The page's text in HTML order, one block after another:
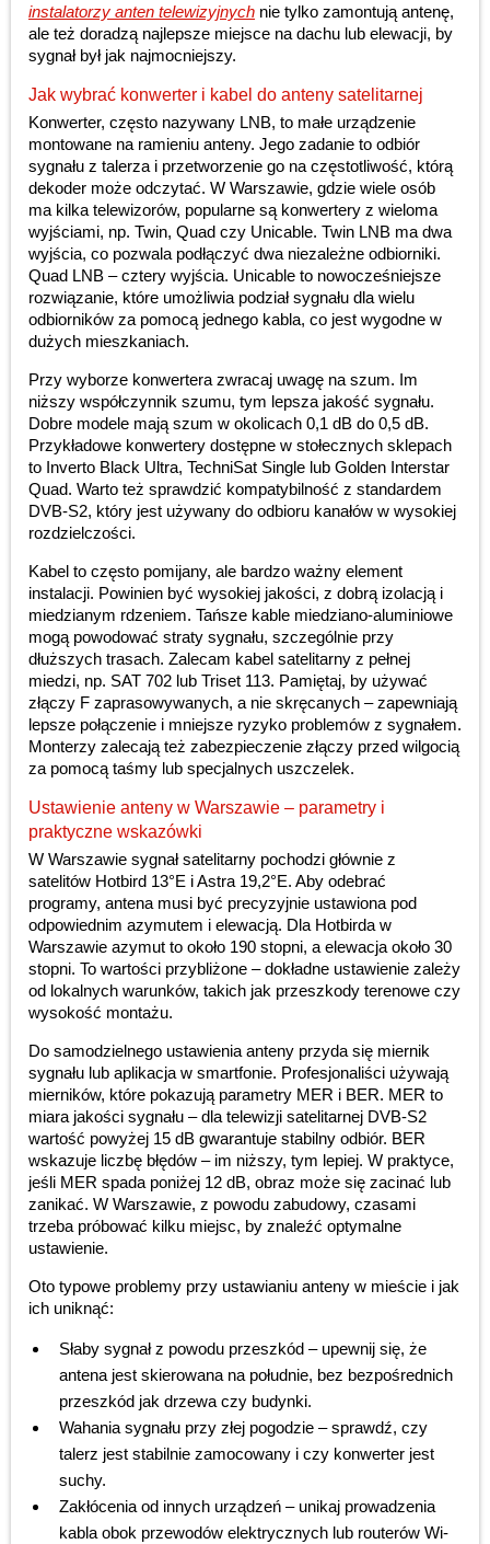
instalatorzy anten telewizyjnych nie tylko zamontują antenę,
ale też doradzą najlepsze miejsce na dachu lub elewacji, by
sygnał był jak najmocniejszy.
Jak wybrać konwerter i kabel do anteny satelitarnej
Konwerter, często nazywany LNB, to małe urządzenie
montowane na ramieniu anteny. Jego zadanie to odbiór
sygnału z talerza i przetworzenie go na częstotliwość, którą
dekoder może odczytać. W Warszawie, gdzie wiele osób
ma kilka telewizorów, popularne są konwertery z wieloma
wyjściami, np. Twin, Quad czy Unicable. Twin LNB ma dwa
wyjścia, co pozwala podłączyć dwa niezależne odbiorniki.
Quad LNB – cztery wyjścia. Unicable to nowocześniejsze
rozwiązanie, które umożliwia podział sygnału dla wielu
odbiorników za pomocą jednego kabla, co jest wygodne w
dużych mieszkaniach.
Przy wyborze konwertera zwracaj uwagę na szum. Im
niższy współczynnik szumu, tym lepsza jakość sygnału.
Dobre modele mają szum w okolicach 0,1 dB do 0,5 dB.
Przykładowe konwertery dostępne w stołecznych sklepach
to Inverto Black Ultra, TechniSat Single lub Golden Interstar
Quad. Warto też sprawdzić kompatybilność z standardem
DVB-S2, który jest używany do odbioru kanałów w wysokiej
rozdzielczości.
Kabel to często pomijany, ale bardzo ważny element
instalacji. Powinien być wysokiej jakości, z dobrą izolacją i
miedzianym rdzeniem. Tańsze kable miedziano-aluminiowe
mogą powodować straty sygnału, szczególnie przy
dłuższych trasach. Zalecam kabel satelitarny z pełnej
miedzi, np. SAT 702 lub Triset 113. Pamiętaj, by używać
złączy F zaprasowywanych, a nie skręcanych – zapewniają
lepsze połączenie i mniejsze ryzyko problemów z sygnałem.
Monterzy zalecają też zabezpieczenie złączy przed wilgocią
za pomocą taśmy lub specjalnych uszczelek.
Ustawienie anteny w Warszawie – parametry i
praktyczne wskazówki
W Warszawie sygnał satelitarny pochodzi głównie z
satelitów Hotbird 13°E i Astra 19,2°E. Aby odebrać
programy, antena musi być precyzyjnie ustawiona pod
odpowiednim azymutem i elewacją. Dla Hotbirda w
Warszawie azymut to około 190 stopni, a elewacja około 30
stopni. To wartości przybliżone – dokładne ustawienie zależy
od lokalnych warunków, takich jak przeszkody terenowe czy
wysokość montażu.
Do samodzielnego ustawienia anteny przyda się miernik
sygnału lub aplikacja w smartfonie. Profesjonaliści używają
mierników, które pokazują parametry MER i BER. MER to
miara jakości sygnału – dla telewizji satelitarnej DVB-S2
wartość powyżej 15 dB gwarantuje stabilny odbiór. BER
wskazuje liczbę błędów – im niższy, tym lepiej. W praktyce,
jeśli MER spada poniżej 12 dB, obraz może się zacinać lub
zanikać. W Warszawie, z powodu zabudowy, czasami
trzeba próbować kilku miejsc, by znaleźć optymalne
ustawienie.
Oto typowe problemy przy ustawianiu anteny w mieście i jak
ich uniknąć:
Słaby sygnał z powodu przeszkód – upewnij się, że
antena jest skierowana na południe, bez bezpośrednich
przeszkód jak drzewa czy budynki.
Wahania sygnału przy złej pogodzie – sprawdź, czy
talerz jest stabilnie zamocowany i czy konwerter jest
suchy.
Zakłócenia od innych urządzeń – unikaj prowadzenia
kabla obok przewodów elektrycznych lub routerów Wi-